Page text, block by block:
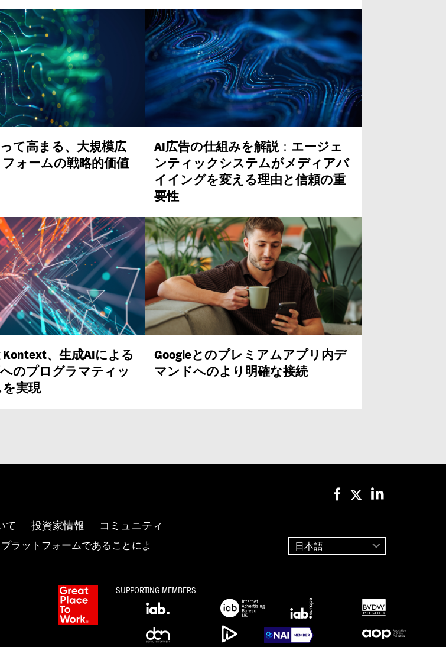
て高まる、大規模広
ォームの戦略的価値
AI広告の仕組みを解説： エージェ
ンティックシステムがメディアバ
イイングを変える理由と信頼の重
要性
Kontext、生成AIによる
のプログラマティッ
実現
Googleとのプレミアムアプリ内デ
マンドへのより明確な接続
て 投資家情報 コミュニティ
ラットフォームであることによ
日本語
SUPPORTING MEMBERS